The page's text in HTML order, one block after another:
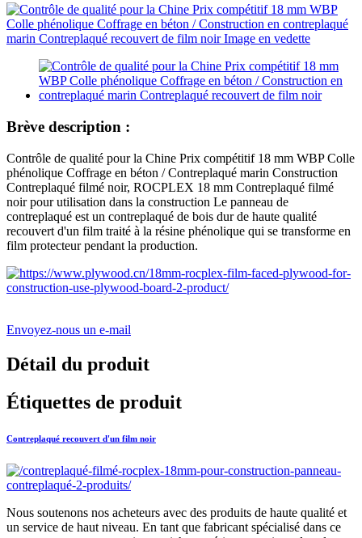
Brève description :
Contrôle de qualité pour la Chine Prix compétitif 18 mm WBP Colle
phénolique Coffrage en béton / Contreplaqué marin Construction
Contreplaqué filmé noir, ROCPLEX 18 mm Contreplaqué filmé
noir pour utilisation dans la construction Le panneau de
contreplaqué est un contreplaqué de bois dur de haute qualité
recouvert d'un film traité à la résine phénolique qui se transforme en
film protecteur pendant la production.
Envoyez-nous un e-mail
Détail du produit
Étiquettes de produit
Contreplaqué recouvert d'un film noir
Nous soutenons nos acheteurs avec des produits de haute qualité et
un service de haut niveau. En tant que fabricant spécialisé dans ce